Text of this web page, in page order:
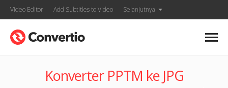
Video Editor Add Subtitles to Video Selanjutnya
Konverter PPTM ke JPG